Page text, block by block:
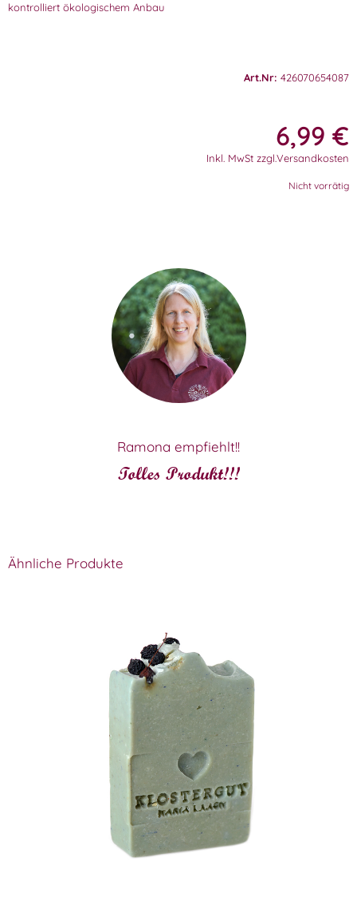
kontrolliert ökologischem Anbau
Art.Nr: 426070654087
6,99 €
Inkl. MwSt zzgl.Versandkosten
Nicht vorrätig
Ramona empfiehlt!!
Tolles Produkt!!!
Ähnliche Produkte
Klostergut Wilde Myrte Seife
WISSEN wo´s herkommt!